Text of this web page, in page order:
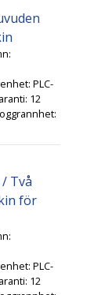
PLC-
12
Två
för
PLC-
12